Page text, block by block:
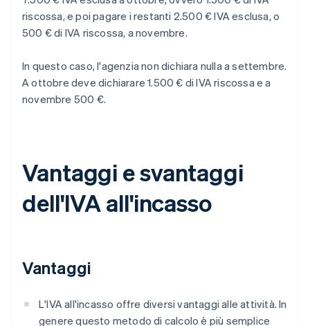
riscossa, e poi pagare i restanti 2.500 € IVA esclusa, o
500 € di IVA riscossa, a novembre.
In questo caso, l'agenzia non dichiara nulla a settembre.
A ottobre deve dichiarare 1.500 € di IVA riscossa e a
novembre 500 €.
Vantaggi e svantaggi
dell'IVA all'incasso
Vantaggi
L'IVA all'incasso offre diversi vantaggi alle attività. In
genere questo metodo di calcolo è più semplice